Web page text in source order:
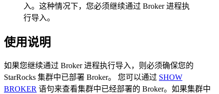
入。这种情况下，您必须继续通过 Broker 进程执
行导入。
使用说明
如果您继续通过 Broker 进程执行导入，则必须确保您的
StarRocks 集群中已部署 Broker。 您可以通过 SHOW
BROKER 语句来查看集群中已经部署的 Broker。如果集群中